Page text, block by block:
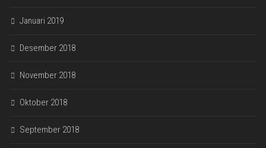
Januari 2019
Desember 2018
November 2018
Oktober 2018
September 2018